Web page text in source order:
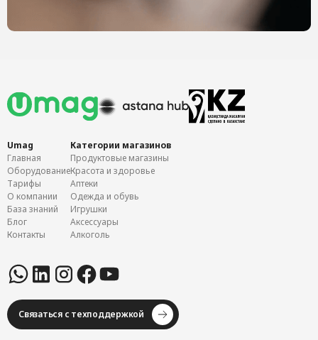
Umag
Главная
Оборудование
Тарифы
О компании
База знаний
Блог
Контакты
Категории магазинов
Продуктовые магазины
Красота и здоровье
Аптеки
Одежда и обувь
Игрушки
Аксессуары
Алкоголь
Связаться с техподдержкой